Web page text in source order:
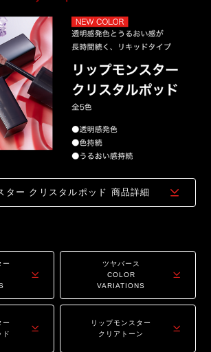
ター クリスタルポッド 商品詳細
ー
ツヤバース
COLOR
VARIATIONS
ー
ド
リップモンスター
クリアトーン